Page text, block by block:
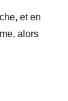
et en
alors